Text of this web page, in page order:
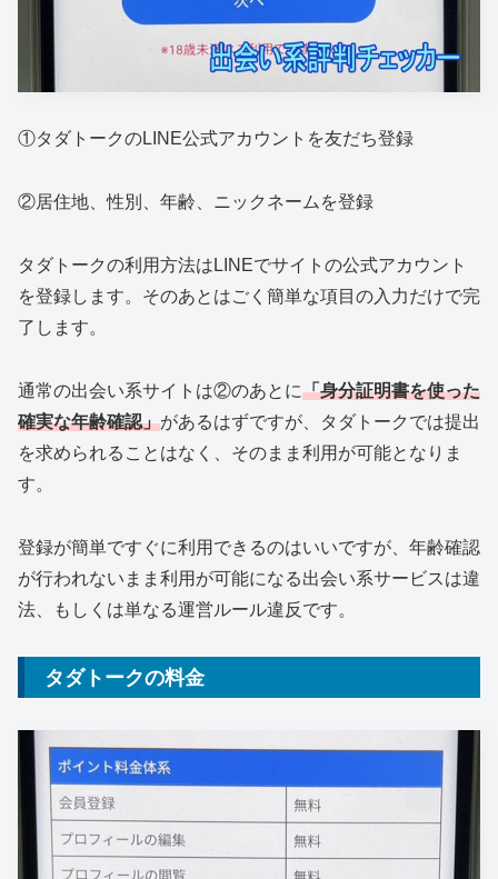
①タダトークのLINE公式アカウントを友だち登録
②居住地、性別、年齢、ニックネームを登録
タダトークの利用方法はLINEでサイトの公式アカウント
を登録します。そのあとはごく簡単な項目の入力だけで完
了します。
通常の出会い系サイトは②のあとに「身分証明書を使った
確実な年齢確認」があるはずですが、タダトークでは提出
を求められることはなく、そのまま利用が可能となりま
す。
登録が簡単ですぐに利用できるのはいいですが、年齢確認
が行われないまま利用が可能になる出会い系サービスは違
法、もしくは単なる運営ルール違反です。
タダトークの料金